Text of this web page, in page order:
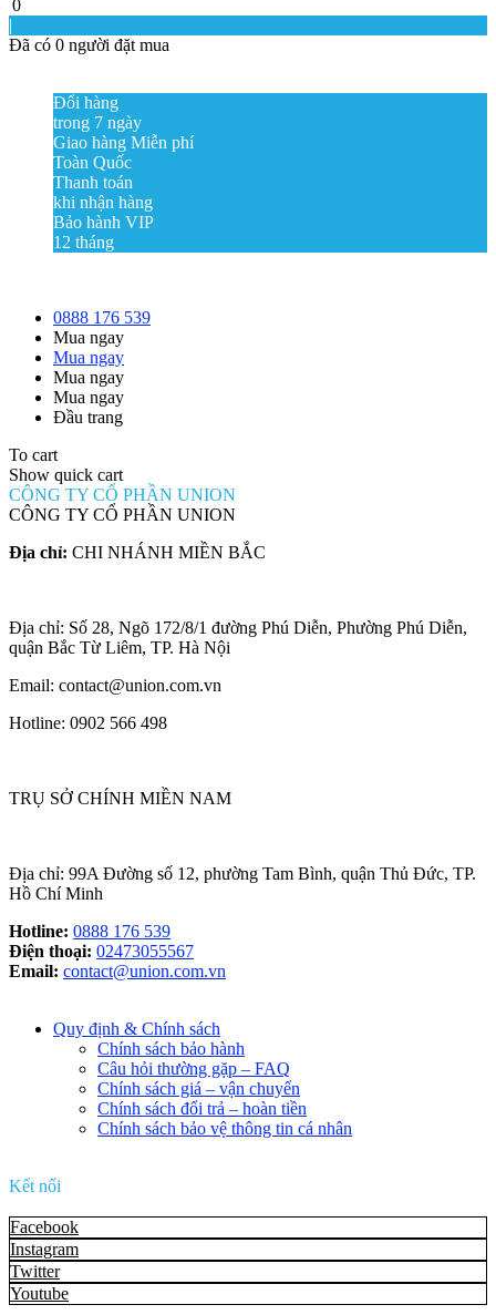
0
|
Đã có 0 người đặt mua
Đổi hàng
trong 7 ngày
Giao hàng Miễn phí
Toàn Quốc
Thanh toán
khi nhận hàng
Bảo hành VIP
12 tháng
0888 176 539
Mua ngay
Mua ngay
Mua ngay
Mua ngay
Đầu trang
To cart
Show quick cart
CÔNG TY CỔ PHẦN UNION
CÔNG TY CỔ PHẦN UNION
Địa chỉ: CHI NHÁNH MIỀN BẮC
Địa chỉ: Số 28, Ngõ 172/8/1 đường Phú Diễn, Phường Phú Diễn,
quận Bắc Từ Liêm, TP. Hà Nội
Email: contact@union.com.vn
Hotline: 0902 566 498
TRỤ SỞ CHÍNH MIỀN NAM
Địa chỉ: 99A Đường số 12, phường Tam Bình, quận Thủ Đức, TP.
Hồ Chí Minh
Hotline: 0888 176 539
Điện thoại: 02473055567
Email: contact@union.com.vn
Quy định & Chính sách
Chính sách bảo hành
Câu hỏi thường gặp – FAQ
Chính sách giá – vận chuyển
Chính sách đổi trả – hoàn tiền
Chính sách bảo vệ thông tin cá nhân
Kết nối
Facebook
Instagram
Twitter
Youtube